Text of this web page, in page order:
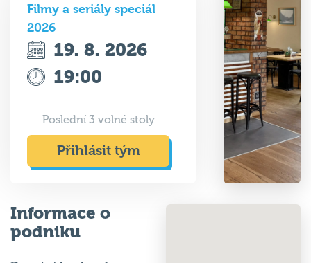
Filmy a seriály speciál
2026
19. 8. 2026
19:00
Poslední 3 volné stoly
Přihlásit tým
Informace o
podniku